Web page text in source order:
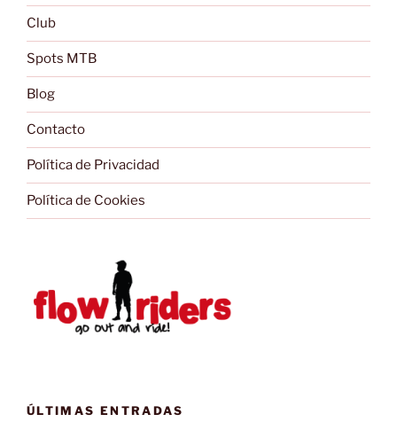
Club
Spots MTB
Blog
Contacto
Política de Privacidad
Política de Cookies
ÚLTIMAS ENTRADAS